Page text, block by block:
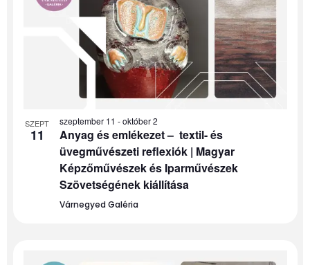
SZEPT
11
Anyag és emlékezet – textil- és
üvegművészeti reflexiók | Magyar
Képzőművészek és Iparművészek
Szövetségének kiállítása
Várnegyed Galéria
szeptember 11 -október 2